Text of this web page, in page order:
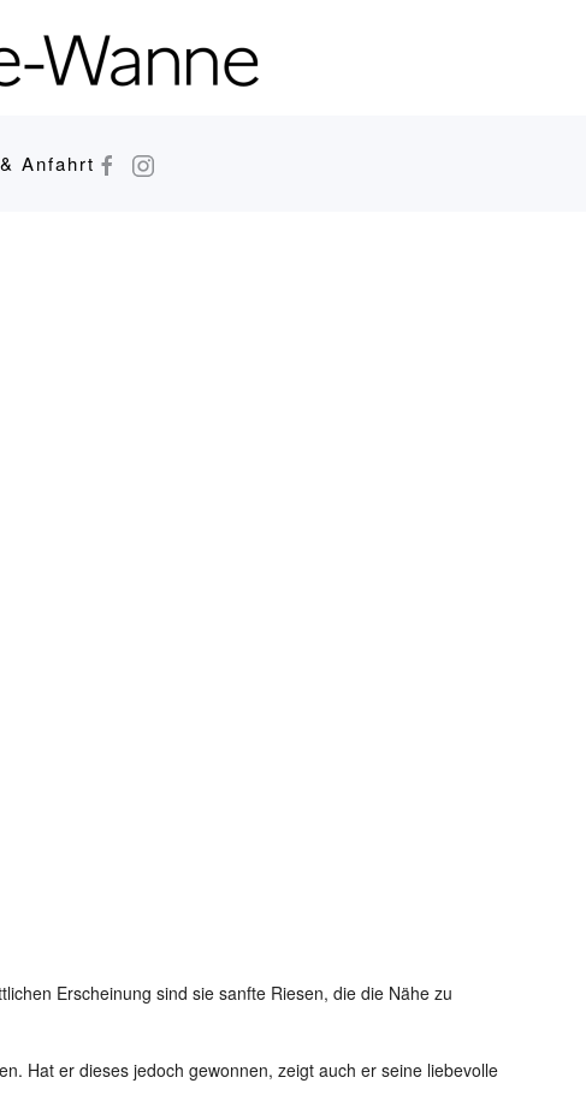
Anfahrt
Erscheinung sind sie sanfte Riesen, die die Nähe zu
Hat er dieses jedoch gewonnen, zeigt auch er seine liebevolle